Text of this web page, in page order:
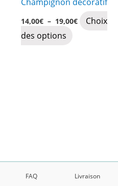
sur
la
page
14,00€ – 19,00€Plage
de
Choix
des options
FAQ Livraison